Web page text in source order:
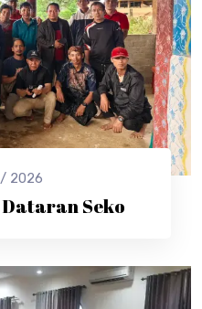
2026
Seko